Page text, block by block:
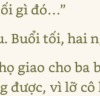
gì đó…”
Buổi tối, hai
giao cho ba
được, vì lỡ